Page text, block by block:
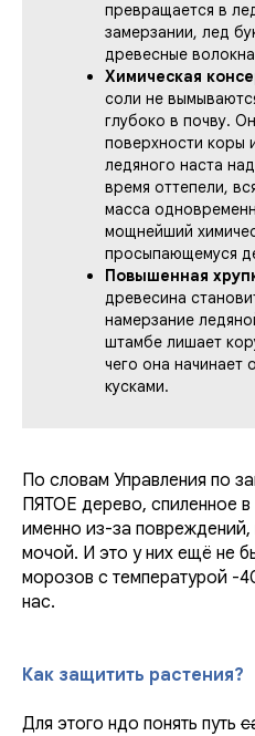
превращается в
замерзании, лед
древесные
Химическая
соли не
глубоко в почву.
поверхности коры
ледяного наста
время оттепели,
масса
мощнейший
просыпающемуся
Повышенная
древесина
намерзание
штамбе лишает
чего она начинает
кусками.
По словам Управления по
ПЯТОЕ дерево, спиленное в
именно из-за повреждений,
мочой. И это у них ещё не
морозов с температурой -
нас.
Как защитить растения?
Для этого ндо понять путь